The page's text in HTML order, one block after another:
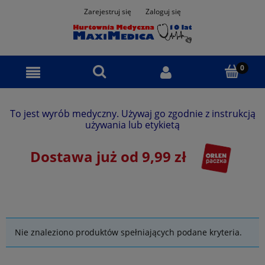
Zarejestruj się Zaloguj się
To jest wyrób medyczny. Używaj go zgodnie z instrukcją
używania lub etykietą
Dostawa już od 9,99 zł
Nie znaleziono produktów spełniających podane kryteria.